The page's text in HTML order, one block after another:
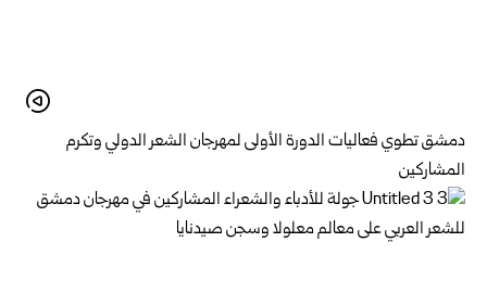
دمشق تطوي فعاليات الدورة الأولى لمهرجان الشعر الدولي وتكرم
المشاركين